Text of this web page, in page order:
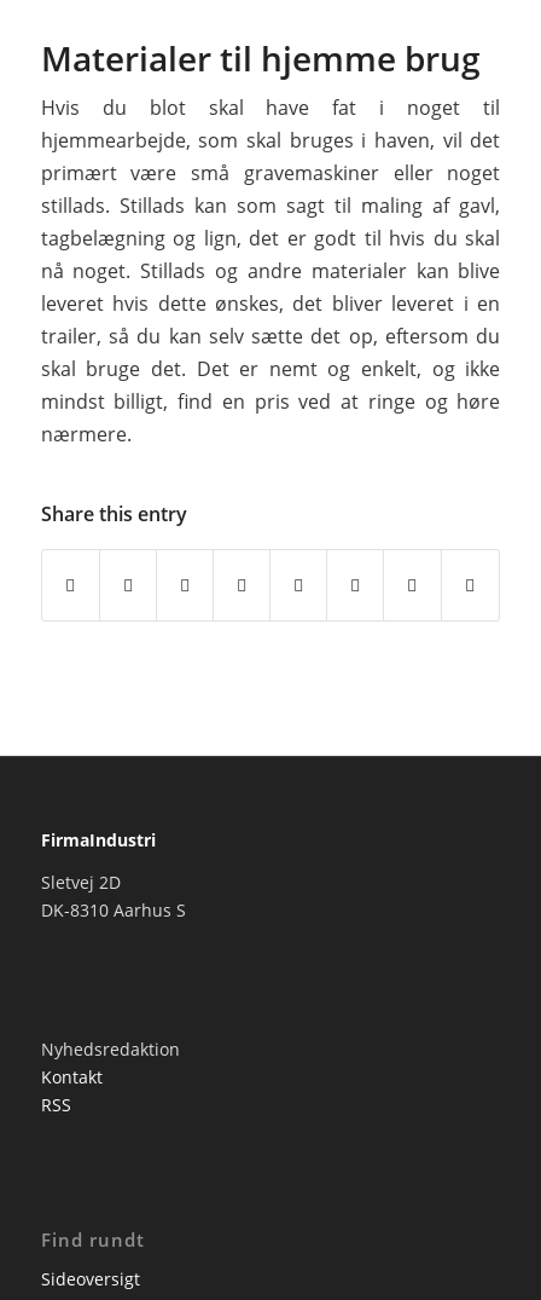
Materialer til hjemme brug
Hvis du blot skal have fat i noget til
hjemmearbejde, som skal bruges i haven, vil det
primært være små gravemaskiner eller noget
stillads. Stillads kan som sagt til maling af gavl,
tagbelægning og lign, det er godt til hvis du skal
nå noget. Stillads og andre materialer kan blive
leveret hvis dette ønskes, det bliver leveret i en
trailer, så du kan selv sætte det op, eftersom du
skal bruge det. Det er nemt og enkelt, og ikke
mindst billigt, find en pris ved at ringe og høre
nærmere.
Share this entry
FirmaIndustri
Sletvej 2D
DK-8310 Aarhus S
Nyhedsredaktion
Kontakt
RSS
Find rundt
Sideoversigt